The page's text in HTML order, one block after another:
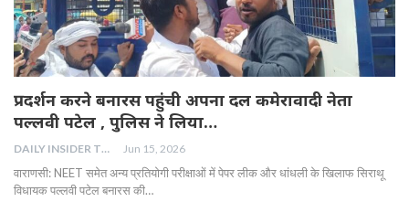
प्रदर्शन करने बनारस पहुंची अपना दल कमेरावादी नेता
पल्लवी पटेल , पुलिस ने लिया…
DAILY INSIDER TEAM Jun 15, 2026
वाराणसी: NEET समेत अन्य प्रतियोगी परीक्षाओं में पेपर लीक और धांधली के खिलाफ सिराथू
विधायक पल्लवी पटेल बनारस की…